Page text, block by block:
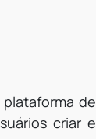
de
criar e